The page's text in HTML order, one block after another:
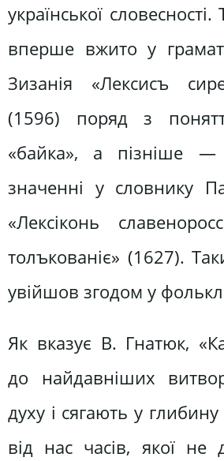
української
вперше вжито у
Зизанія «Лексисъ
(1596) поряд з
«байка», а пізніше
значенні у словнику
«Лексіконь
толъкованіє» (1627).
увійшов згодом у
Як вказує В. Гнатюк,
до найдавніших
духу і сягають у
від нас часів, якої не